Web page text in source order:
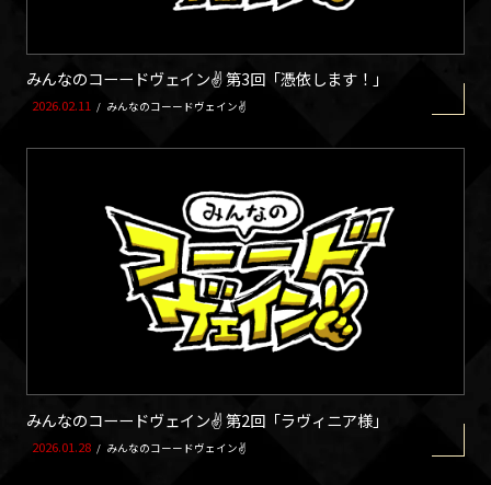
みんなのコーードヴェイン✌ 第3回「憑依します！」
2026.02.11 / みんなのコーードヴェイン✌
みんなのコーードヴェイン✌ 第2回「ラヴィニア様」
2026.01.28 / みんなのコーードヴェイン✌